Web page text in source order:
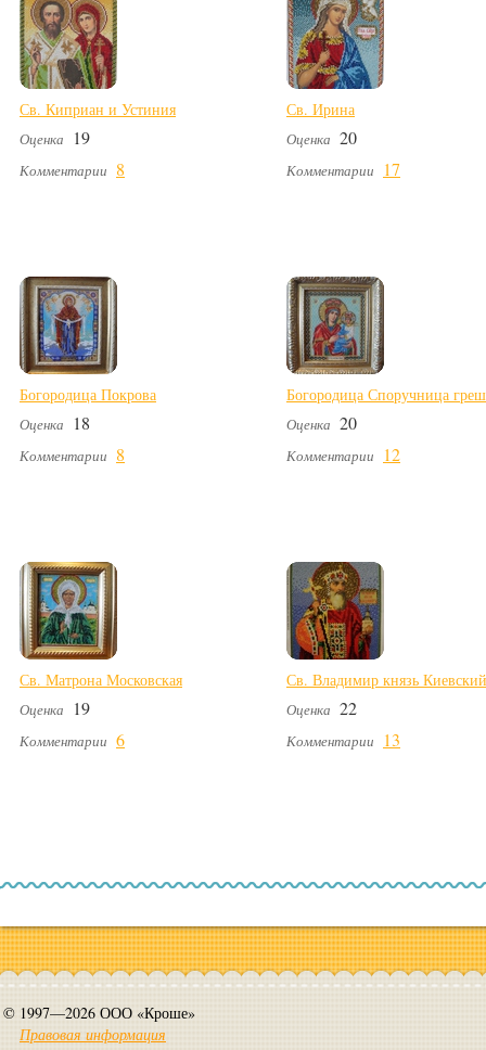
Св. Киприан и Устиния
Оценка 19
Комментарии 8
Св. Ирина
Оценка 20
Комментарии 17
Богородица Покрова
Оценка 18
Комментарии 8
Богородица Споручница
Оценка 20
Комментарии 12
Св. Матрона Московская
Оценка 19
Комментарии 6
Св. Владимир князь Киевский
Оценка 22
Комментарии 13
© 1997—2026 ООО «Кроше»
Правовая информация